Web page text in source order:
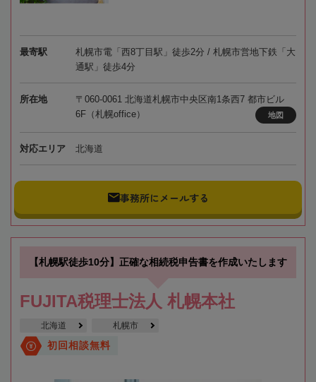
最寄駅
札幌市電「西8丁目駅」徒歩2分 / 札幌市営地下鉄「大
通駅」徒歩4分
所在地
〒060-0061 北海道札幌市中央区南1条西7 都市ビル
6F（札幌office）
地図
対応エリア 北海道
事務所にメールする
【札幌駅徒歩10分】正確な相続税申告書を作成いたします
FUJITA税理士法人 札幌本社
北海道 札幌市
初回相談無料